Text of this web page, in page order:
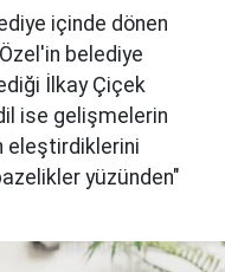
içinde dönen
belediye
İlkay Çiçek
ise gelişmelerin
eleştirdiklerini
yüzünden"